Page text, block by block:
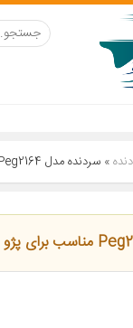
» سردنده مدل Peg2164 مناسب برای پژو 206 صندوقدار